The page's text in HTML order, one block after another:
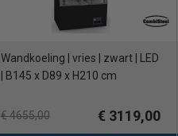
Wandkoeling | vries | zwart | LED
| B145 x D89 x H210 cm
€ 4655,00 € 3119,00